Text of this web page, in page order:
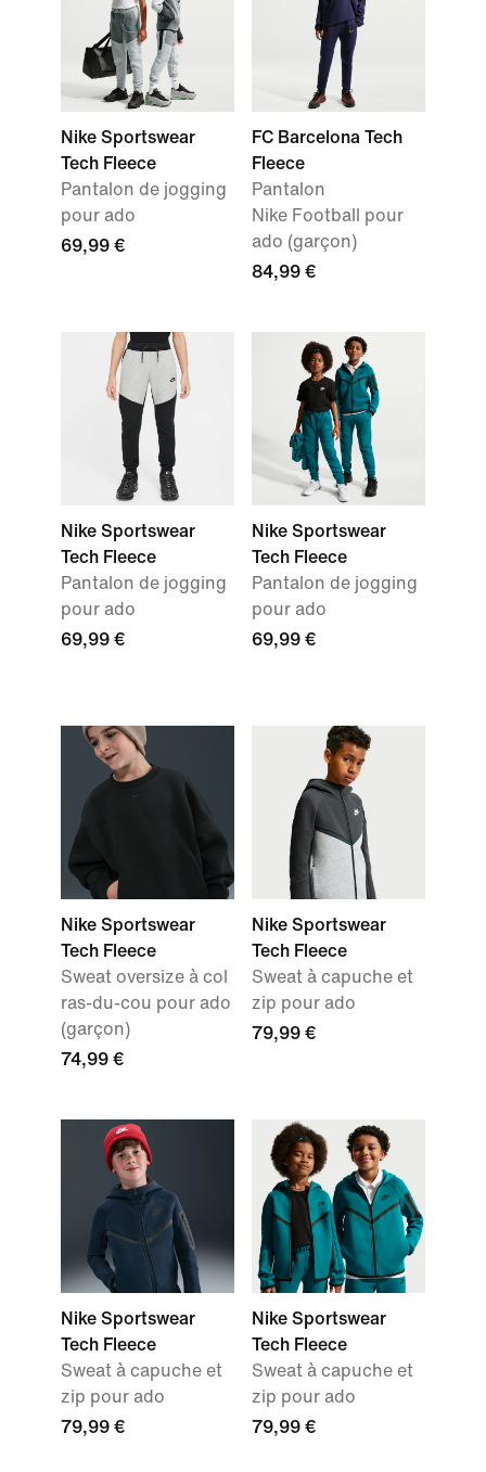
Nike Sportswear
Tech Fleece
Pantalon de jogging
pour ado
69,99 €
FC Barcelona Tech
Fleece
Pantalon
Nike Football pour
ado (garçon)
84,99 €
Nike Sportswear
Tech Fleece
Pantalon de jogging
pour ado
69,99 €
Nike Sportswear
Tech Fleece
Pantalon de jogging
pour ado
69,99 €
Nike Sportswear
Tech Fleece
Sweat oversize à col
ras-du-cou pour ado
(garçon)
74,99 €
Nike Sportswear
Tech Fleece
Sweat à capuche et
zip pour ado
79,99 €
Nike Sportswear
Tech Fleece
Sweat à capuche et
zip pour ado
79,99 €
Nike Sportswear
Tech Fleece
Sweat à capuche et
zip pour ado
79,99 €